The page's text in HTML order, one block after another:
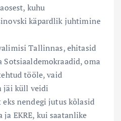
kuhu
käpardlik juhtimine
Tallinnas, ehitasid
Sotsiaaldemokraadid, oma
tööle, vaid
jäi küll veidi
nendegi jutus kõlasid
ja EKRE, kui saatanlike